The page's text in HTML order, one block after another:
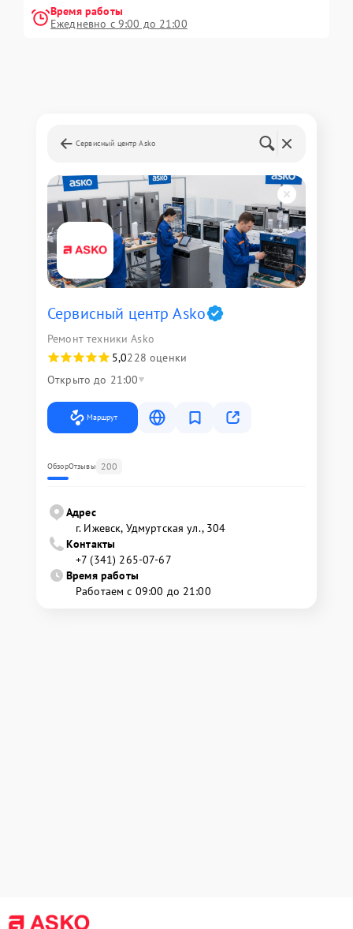
Время работы
Ежедневно с 9:00 до 21:00
Сервисный центр Asko
Сервисный центр Asko
Ремонт техники Asko
5,0228 оценки
Открыто до 21:00
Маршрут
ОбзорОтзывы 200
Адрес
г. Ижевск, Удмуртская ул., 304
Контакты
+7 (341) 265-07-67
Время работы
Работаем с 09:00 до 21:00